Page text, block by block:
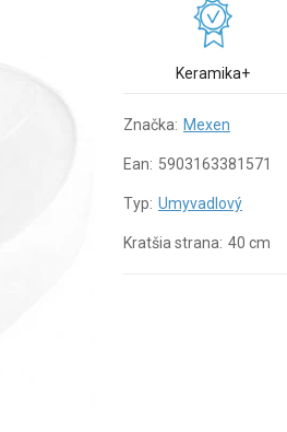
Keramika+
Značka: Mexen
Ean: 5903163381571
Typ: Umyvadlový
Kratšia strana: 40 cm